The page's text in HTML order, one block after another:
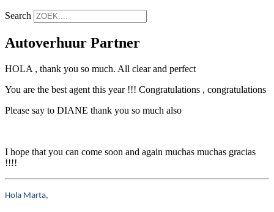
Search
Autoverhuur Partner
HOLA , thank you so much. All clear and perfect
You are the best agent this year !!! Congratulations , congratulations
Please say to DIANE thank you so much also
I hope that you can come soon and again muchas muchas gracias
!!!!
Hola Marta,